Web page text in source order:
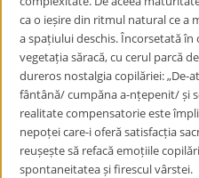
ca o ieșire din ritmul natural ce a
a spațiului deschis. Încorsetată
vegetația săracă, cu cerul parcă
dureros nostalgia copilăriei: „De-
fântână/ cumpăna a-nțepenit/ și
realitate compensatorie este
nepoței care-i oferă satisfacția
reușește să refacă emoțiile
spontaneitatea și firescul vârstei.